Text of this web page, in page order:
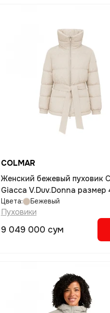
COLMAR
Женский бежевый пуховик
Giacca V.Duv.Donna размер
Цвета: Бежевый
Пуховики
9 049 000 сум